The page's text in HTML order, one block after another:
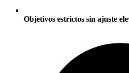
Objetivos estrictos sin ajuste